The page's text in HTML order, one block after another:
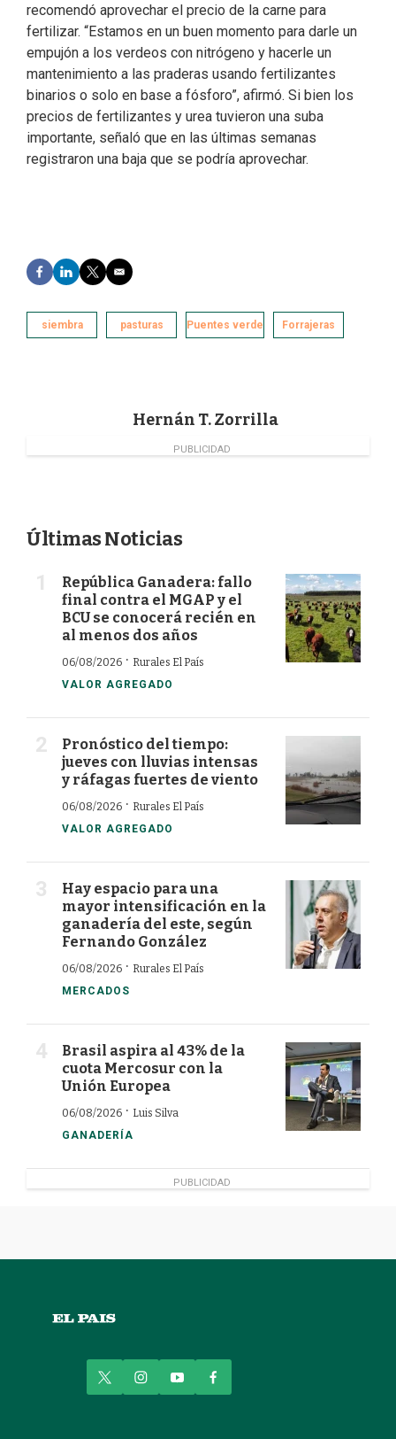
recomendó aprovechar el precio de la carne para
fertilizar. “Estamos en un buen momento para darle un
empujón a los verdeos con nitrógeno y hacerle un
mantenimiento a las praderas usando fertilizantes
binarios o solo en base a fósforo”, afirmó. Si bien los
precios de fertilizantes y urea tuvieron una suba
importante, señaló que en las últimas semanas
registraron una baja que se podría aprovechar.
F
a
e
b
L
i
k
e
T
w
t
E
m
i
l
siembra pasturas Puentes verde Forrajeras
Hernán T. Zorrilla
PUBLICIDAD
Últimas Noticias
República Ganadera: fallo
final contra el MGAP y el
BCU se conocerá recién en
al menos dos años
06/08/2026 · Rurales El País
VALOR AGREGADO
Pronóstico del tiempo:
jueves con lluvias intensas
y ráfagas fuertes de viento
06/08/2026 · Rurales El País
VALOR AGREGADO
Hay espacio para una
mayor intensificación en la
ganadería del este, según
Fernando González
06/08/2026 · Rurales El País
MERCADOS
Brasil aspira al 43% de la
cuota Mercosur con la
Unión Europea
06/08/2026 · Luis Silva
GANADERÍA
PUBLICIDAD
w
i
n
y
o
a